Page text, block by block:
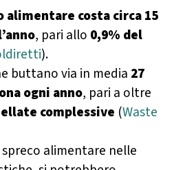
alimentare costa circa 15
, pari allo 0,9% del
).
buttano via in media 27
ogni anno, pari a oltre
complessive (Waste
alimentare nelle